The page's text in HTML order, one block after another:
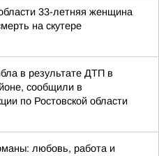
33-летняя женщина
на скутере
в результате ДТП в
сообщили в
по Ростовской области
любовь, работа и